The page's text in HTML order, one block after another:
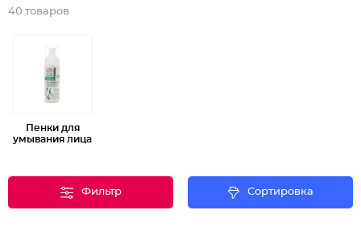
40 товаров
Пенки для
умывания лица
Фильтр Сортировка